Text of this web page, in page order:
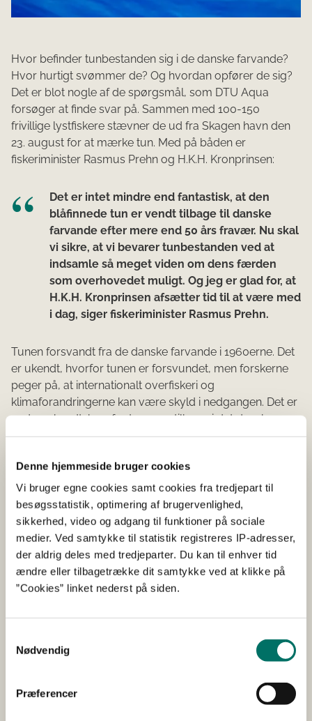
Denne hjemmeside bruger cookies
Vi bruger egne cookies samt cookies fra tredjepart til
besøgsstatistik, optimering af brugervenlighed,
sikkerhed, video og adgang til funktioner på sociale
medier. Ved samtykke til statistik registreres IP-adresser,
der aldrig deles med tredjeparter. Du kan til enhver tid
ændre eller tilbagetrække dit samtykke ved at klikke på
”Cookies” linket nederst på siden.
Nødvendig
Præferencer
Hvor befinder tunbestanden sig i de danske farvande?
Hvor hurtigt svømmer de? Og hvordan opfører de sig?
Det er blot nogle af de spørgsmål, som DTU Aqua
forsøger at finde svar på. Sammen med 100-150
frivillige lystfiskere stævner de ud fra Skagen havn den
23. august for at mærke tun. Med på båden er
fiskeriminister Rasmus Prehn og H.K.H. Kronprinsen:
Det er intet mindre end fantastisk, at den
blåfinnede tun er vendt tilbage til danske
farvande efter mere end 50 års fravær. Nu skal
vi sikre, at vi bevarer tunbestanden ved at
indsamle så meget viden om dens færden
som overhovedet muligt. Og jeg er glad for, at
H.K.H. Kronprinsen afsætter tid til at være med
i dag, siger fiskeriminister Rasmus Prehn.
Tunen forsvandt fra de danske farvande i 1960erne. Det
er ukendt, hvorfor tunen er forsvundet, men forskerne
peger på, at internationalt overfiskeri og
klimaforandringerne kan være skyld i nedgangen. Det er
endnu ukendt, hvorfor tunen er tilbage i det danske
farvand.
DTU Aqua er ansvarlige for mærkningen af tun, og det
er afgørende for at forstå tunens tilbagekomst til
Danmark og vores havmiljø:
Det er vigtigt, at vi hjælper til med at få
bestanden af tun tilbage til et sundt niveau.
Derfor kan vi i Danmark være stolte over den
indsats, som forskerne på DTU Aqua gør for at
ser meget frem til at høre fra forskerne og
krydser jeg da fingre for, at vi både får lov til at